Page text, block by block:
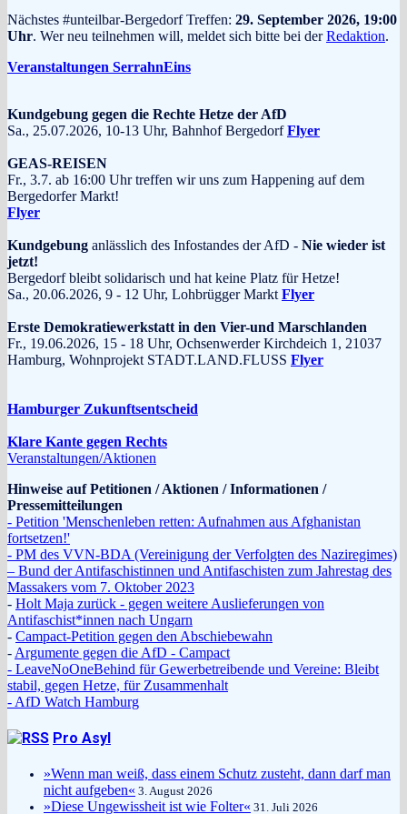
Nächstes #unteilbar-Bergedorf Treffen: 29. September 2026, 19:00
Uhr. Wer neu teilnehmen will, meldet sich bitte bei derRedaktion.
Veranstaltungen SerrahnEins
Kundgebung gegen die Rechte Hetze der AfD
Sa., 25.07.2026, 10-13 Uhr, Bahnhof BergedorfFlyer
GEAS-REISEN
Fr., 3.7. ab 16:00 Uhr treffen wir uns zum Happening auf dem
Bergedorfer Markt!
Flyer
Kundgebung anlässlich des Infostandes der AfD - Nie wieder ist
jetzt!
Bergedorf bleibt solidarisch und hat keine Platz für Hetze!
Sa., 20.06.2026, 9 - 12 Uhr, Lohbrügger Markt Flyer
Erste Demokratiewerkstatt in den Vier-und Marschlanden
Fr., 19.06.2026, 15 - 18 Uhr, Ochsenwerder Kirchdeich 1, 21037
Hamburg, Wohnprojekt STADT.LAND.FLUSS Flyer
Hamburger Zukunftsentscheid
Klare Kante gegen Rechts
Veranstaltungen/Aktionen
Hinweise auf Petitionen / Aktionen / Informationen /
Pressemitteilungen
- Petition 'Menschenleben retten: Aufnahmen aus Afghanistan
fortsetzen!'
- PM des VVN-BDA (Vereinigung der Verfolgten des Naziregimes)
– Bund der Antifaschistinnen und Antifaschisten zum Jahrestag des
Massakers vom 7. Oktober 2023
- Holt Maja zurück - gegen weitere Auslieferungen von
Antifaschist*innen nach Ungarn
- Campact-Petition gegen den Abschiebewahn
- Argumente gegen die AfD - Campact
- LeaveNoOneBehind für Gewerbetreibende und Vereine: Bleibt
stabil, gegen Hetze, für Zusammenhalt
- AfD Watch Hamburg
Pro Asyl
»Wenn man weiß, dass einem Schutz zusteht, dann darf man
nicht aufgeben« 3. August 2026
»Diese Ungewissheit ist wie Folter« 31. Juli 2026